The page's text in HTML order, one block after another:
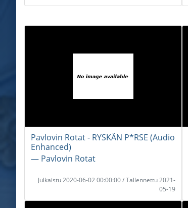
Pavlovin Rotat - RYSKÄN P*RSE (Audio
Enhanced)
― Pavlovin Rotat
Julkaistu 2020-06-02 00:00:00 / Tallennettu 2021-
05-19